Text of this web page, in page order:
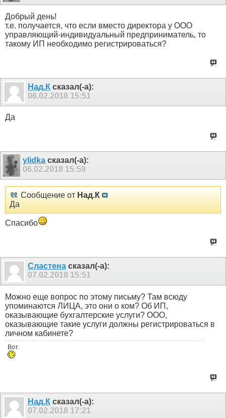
Добрый день!
т.е. получается, что если вместо директора у ООО
управляющий-индивидуальный предприниматель, то
такому ИП необходимо регистрироваться?
Над.К сказал(-а):
06.02.2018 15:51
Да
ylidka сказал(-а):
06.02.2018 15:59
Сообщение от Над.К
Да
Спасибо
Сластена сказал(-а):
07.02.2018 15:51
Можно еще вопрос по этому письму? Там всюду
упоминаются ЛИЦА, это они о ком? Об ИП,
оказывающие бухгалтерские услуги? ООО,
оказывающие такие услуги должны регистрироваться в
личном кабинете?
Вот.
Над.К сказал(-а):
07.02.2018 17:21